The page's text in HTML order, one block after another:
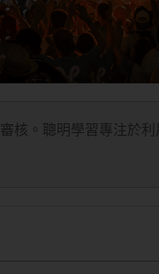
核。聰明學習專注於